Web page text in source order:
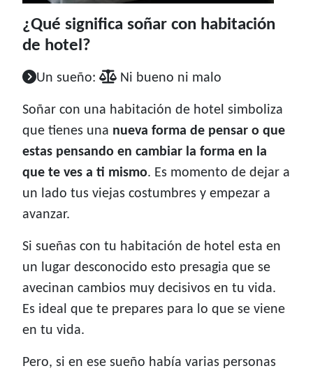
¿Qué significa soñar con habitación
de hotel?
Un sueño: Ni bueno ni malo
Soñar con una habitación de hotel simboliza
que tienes una nueva forma de pensar o que
estas pensando en cambiar la forma en la
que te ves a ti mismo. Es momento de dejar a
un lado tus viejas costumbres y empezar a
avanzar.
Si sueñas con tu habitación de hotel esta en
un lugar desconocido esto presagia que se
avecinan cambios muy decisivos en tu vida.
Es ideal que te prepares para lo que se viene
en tu vida.
Pero, si en ese sueño había varias personas